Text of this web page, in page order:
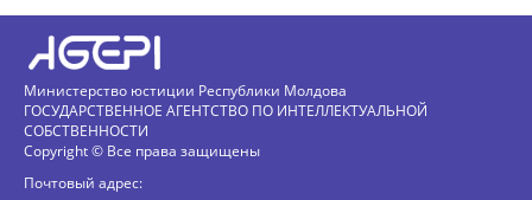
Министерство юстиции Республики Молдова
ГОСУДАРСТВЕННОЕ АГЕНТСТВО ПО ИНТЕЛЛЕКТУАЛЬНОЙ
СОБСТВЕННОСТИ
Copyright © Все права защищены
Почтовый адрес: